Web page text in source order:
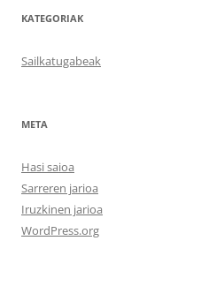
KATEGORIAK
Sailkatugabeak
META
Hasi saioa
Sarreren jarioa
Iruzkinen jarioa
WordPress.org